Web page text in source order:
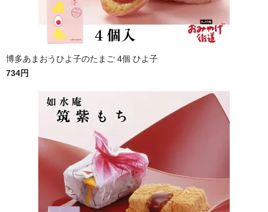
博多あまおうひよ子のたまご 4個 ひよ子
734円